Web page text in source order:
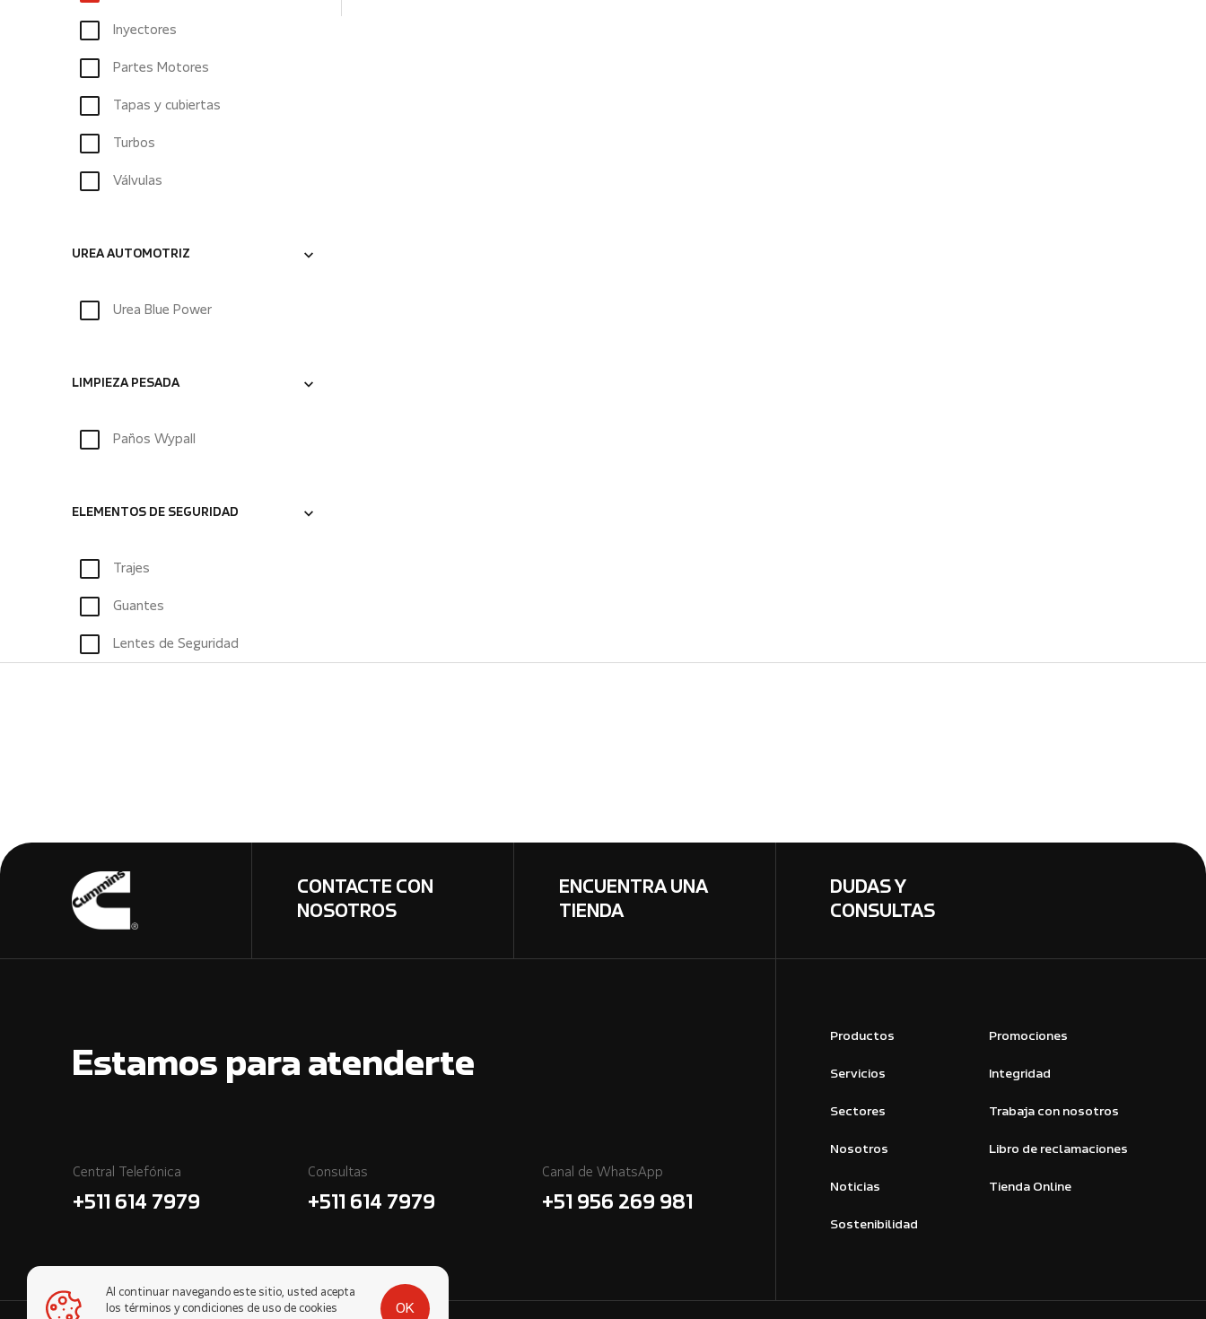
Inyectores
Partes Motores
Tapas y cubiertas
Turbos
Válvulas
UREA AUTOMOTRIZ
Urea Blue Power
LIMPIEZA PESADA
Paños Wypall
ELEMENTOS DE SEGURIDAD
Trajes
Guantes
Lentes de Seguridad
CONTACTE CON
NOSOTROS
ENCUENTRA UNA
TIENDA
DUDAS Y
CONSULTAS
Estamos para atenderte
Central Telefónica
+511 614 7979
Consultas
+511 614 7979
Canal de WhatsApp
+51 956 269 981
Productos
Servicios
Sectores
Nosotros
Noticias
Sostenibilidad
Promociones
Integridad
Trabaja con nosotros
Libro de reclamaciones
Tienda Online
Al continuar navegando este sitio, usted acepta
los términos y condiciones de uso de cookies
OK